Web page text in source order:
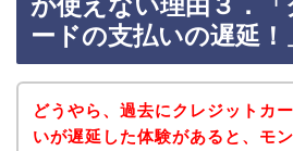
ードの支払いの遅延！
どうやら、過去にクレジットカ
いが遅延した体験があると、モ